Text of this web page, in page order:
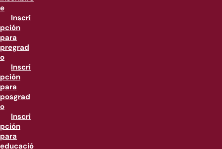
e
Inscri
pción
para
pregrad
o
Inscri
pción
para
posgrad
o
Inscri
pción
para
educació